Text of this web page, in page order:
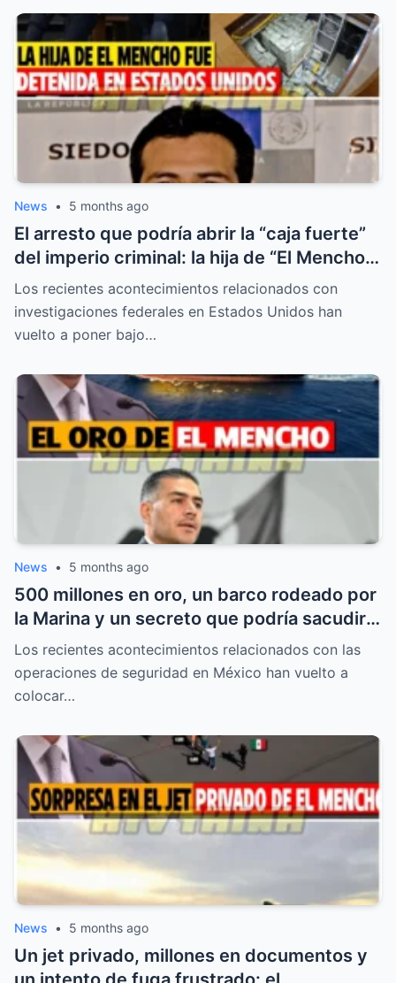
News • 5 months ago
El arresto que podría abrir la “caja fuerte”
del imperio criminal: la hija de “El Mencho”
detenida mientras investigadores
descubren pistas sobre un sistema
financiero oculto
Los recientes acontecimientos relacionados con
investigaciones federales en Estados Unidos han
vuelto a poner bajo…
News • 5 months ago
500 millones en oro, un barco rodeado por
la Marina y un secreto que podría sacudir
el equilibrio del poder criminal en México
Los recientes acontecimientos relacionados con las
operaciones de seguridad en México han vuelto a
colocar…
News • 5 months ago
Un jet privado, millones en documentos y